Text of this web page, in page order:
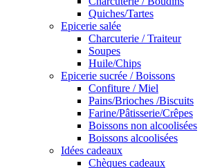
Quiches/Tartes
Epicerie salée
Charcuterie / Traiteur
Soupes
Huile/Chips
Epicerie sucrée / Boissons
Confiture / Miel
Pains/Brioches /Biscuits
Farine/Pâtisserie/Crêpes
Boissons non alcoolisées
Boissons alcoolisées
Idées cadeaux
Chèques cadeaux